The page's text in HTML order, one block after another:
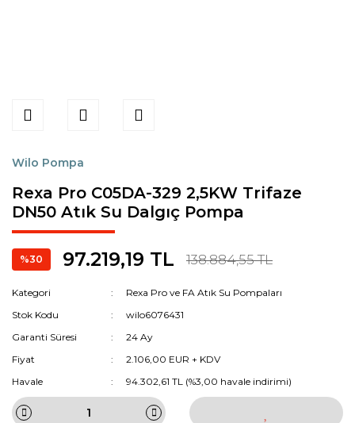
Wilo Pompa
Rexa Pro C05DA-329 2,5KW Trifaze
DN50 Atık Su Dalgıç Pompa
%30 97.219,19 TL 138.884,55 TL
Kategori
Rexa Pro ve FA Atık Su Pompaları
Stok Kodu
wilo6076431
Garanti Süresi
24 Ay
Fiyat
2.106,00 EUR + KDV
Havale
94.302,61 TL (%3,00 havale indirimi)